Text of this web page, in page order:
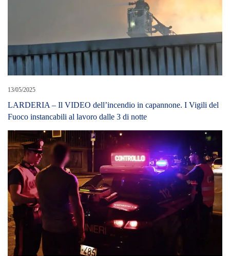
13/05/2025
LARDERIA – Il VIDEO dell’incendio in capannone. I Vigili del
Fuoco instancabili al lavoro dalle 3 di notte